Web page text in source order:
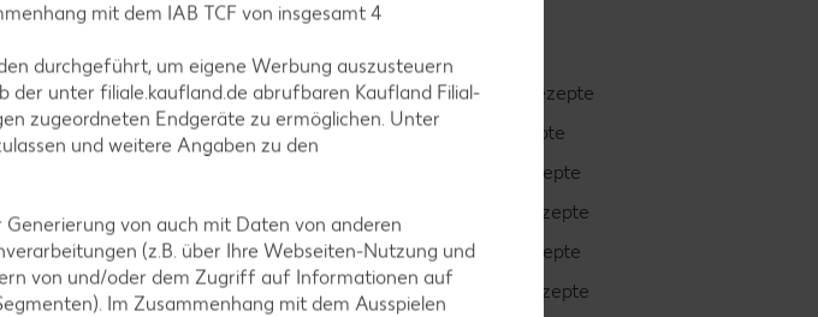
Muffin-Rezepte
Apfelkuchen-Rezepte
Torten-Rezepte
Eis-Rezepte
Pfannkuchen-Rezepte
Smoothie-Rezepte
Bowle-Rezepte
Cocktail-Rezepte
Avocado-Rezepte
Erdbeer-Rezepte
Blaubeer-Rezepte
mit dem IAB TCF von insgesamt4
durchgeführt, um eigene Werbung auszusteuern
der unter filiale.kaufland.de abrufbaren Kaufland Filial-
zugeordneten Endgeräte zu ermöglichen. Unter
und weitere Angaben zu den
von auch mit Daten von anderen
(z.B. über Ihre Webseiten-Nutzung und
von und/oder dem Zugriff auf Informationen auf
Im Zusammenhang mit dem Ausspielen